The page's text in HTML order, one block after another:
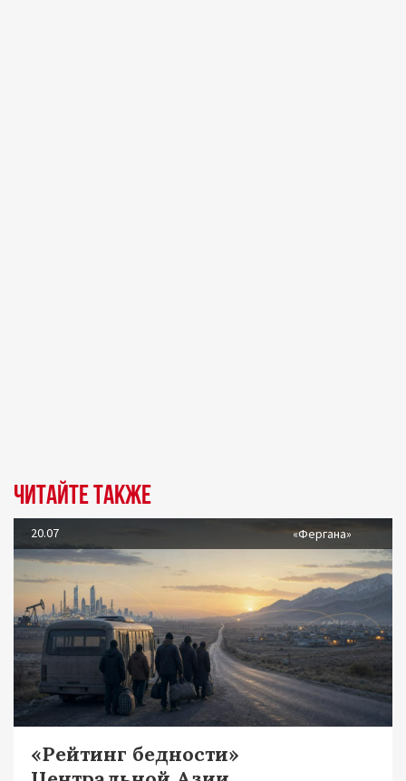
Читайте также
20.07 «Фергана»
«Рейтинг бедности»